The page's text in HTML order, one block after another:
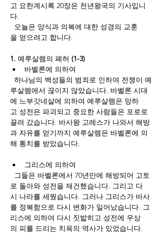
고 요한계시록 20장은 천년왕국의 기사입니
다.
오늘은 양식과 의복에 대한 성경의 교훈
을 얻으려고 합니다.
1. 예루살렘의 폐허 (1-3)
바벨론에 의하여
하나님의 백성들의 범죄로 인하여 전쟁이 예
루살렘에서 끊이지 않았습니다. 바벨론 시대
에 느부갓네살에 의하여 예루살렘은 망하
고 성전은 파괴되고 중요한 사람들은 포로로
끌려 갔습니다. 바사왕 고레스가 나와서 해방
과 자유를 얻기까지 예루살렘은 바벨론에 의
해 통치를 받았습니다.
그리스에 의하여
그들은 바벨론에서 70년만에 해방되어 고토
로 돌아와 성전을 재건했습니다. 그리고 다
시 나라를 세웠습니다. 그러나 그리스가 바사
를 정복함으로 다시 변화가 일어났습니다. 그
리스에 의하여 다시 짓밟히고 성전에 우상
의 피를 드리는 치욕의 역사가 있었습니다.